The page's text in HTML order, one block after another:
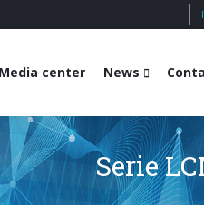
Media center News
Serie